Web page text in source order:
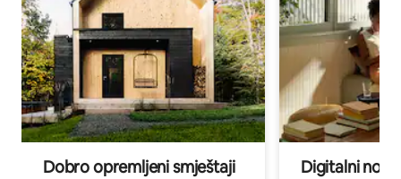
Dobro opremljeni smještaji
Digitalni